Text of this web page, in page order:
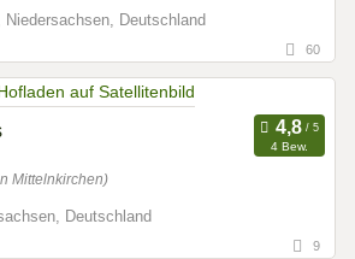
Deutschland
60
4 Bew.
Mittelnkirchen)
Deutschland
9